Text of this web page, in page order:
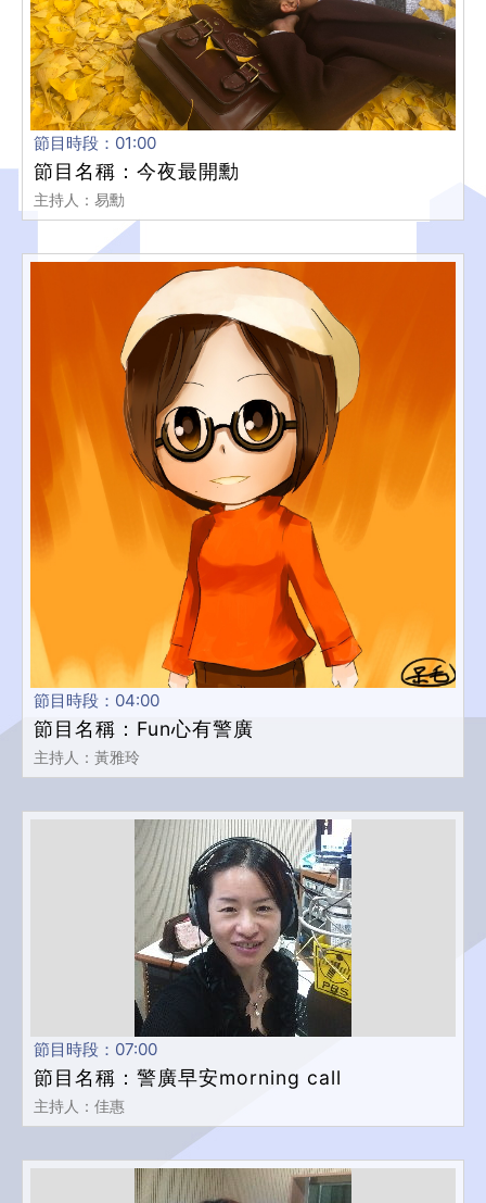
節目時段：01:00
節目名稱：今夜最開勳
主持人：易勳
節目時段：04:00
節目名稱：Fun心有警廣
主持人：黃雅玲
節目時段：07:00
節目名稱：警廣早安morning call
主持人：佳惠